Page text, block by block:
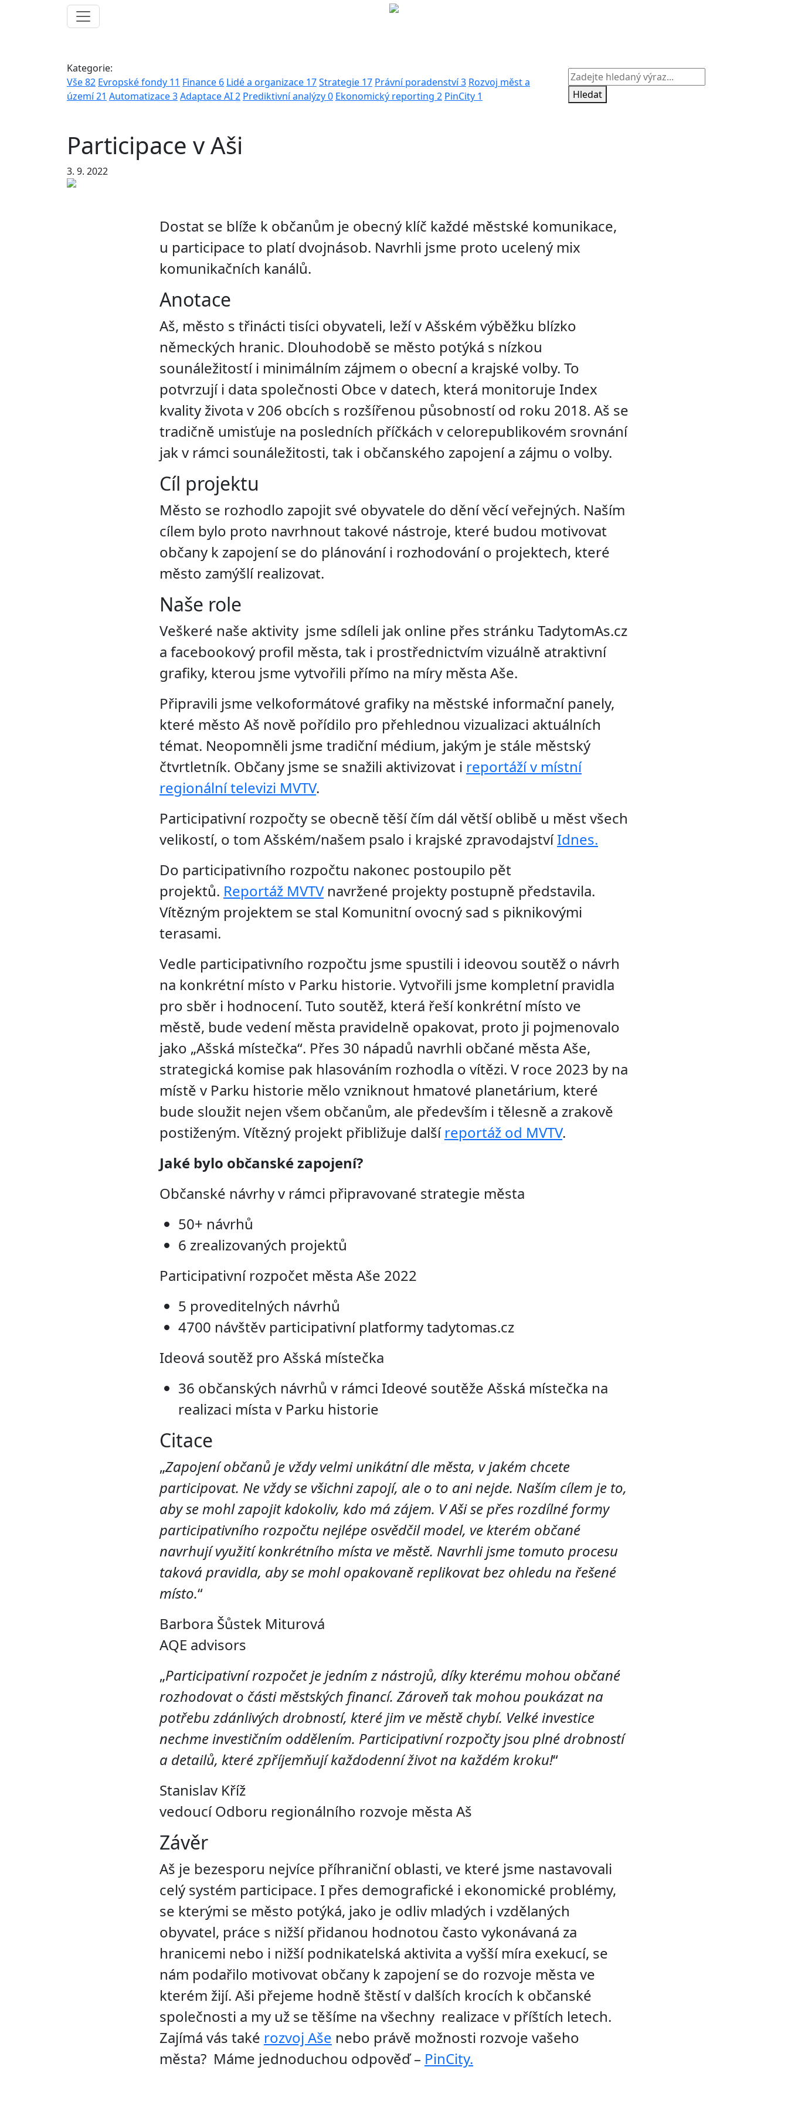
Kategorie:
Vše82 Evropské fondy 11 Finance 6 Lidé a organizace 17Strategie 17 Právní poradenství3 Rozvoj měst a
území21 Automatizace3Adaptace AI2 Prediktivní analýzy0 Ekonomický reporting 2 PinCity 1 Hledat
Participace v Aši
3. 9. 2022
Dostat se blíže k občanům je obecný klíč každé městské komunikace,
u participace to platí dvojnásob. Navrhli jsme proto ucelený mix
komunikačních kanálů.
Anotace
Aš, město s třinácti tisíci obyvateli, leží v Ašském výběžku blízko
německých hranic. Dlouhodobě se město potýká s nízkou
sounáležitostí i minimálním zájmem o obecní a krajské volby. To
potvrzují i data společnosti Obce v datech, která monitoruje Index
kvality života v 206 obcích s rozšířenou působností od roku 2018. Aš se
tradičně umisťuje na posledních příčkách v celorepublikovém srovnání
jak v rámci sounáležitosti, tak i občanského zapojení a zájmu o volby.
Cíl projektu
Město se rozhodlo zapojit své obyvatele do dění věcí veřejných. Naším
cílem bylo proto navrhnout takové nástroje, které budou motivovat
občany k zapojení se do plánování i rozhodování o projektech, které
město zamýšlí realizovat.
Naše role
Veškeré naše aktivity jsme sdíleli jak online přes stránku TadytomAs.cz
a facebookový profil města, tak i prostřednictvím vizuálně atraktivní
grafiky, kterou jsme vytvořili přímo na míry města Aše.
Připravili jsme velkoformátové grafiky na městské informační panely,
které město Aš nově pořídilo pro přehlednou vizualizaci aktuálních
témat. Neopomněli jsme tradiční médium, jakým je stále městský
čtvrtletník. Občany jsme se snažili aktivizovat i reportáží v místní
regionální televizi MVTV.
Participativní rozpočty se obecně těší čím dál větší oblibě u měst všech
velikostí, o tom Ašském/našem psalo i krajské zpravodajstvíIdnes.
Do participativního rozpočtu nakonec postoupilo pět
projektů. Reportáž MVTVnavržené projekty postupně představila.
Vítězným projektem se stal Komunitní ovocný sad s piknikovými
terasami.
Vedle participativního rozpočtu jsme spustili i ideovou soutěž o návrh
na konkrétní místo v Parku historie. Vytvořili jsme kompletní pravidla
pro sběr i hodnocení. Tuto soutěž, která řeší konkrétní místo ve
městě, bude vedení města pravidelně opakovat, proto ji pojmenovalo
jako „Ašská místečka“. Přes 30 nápadů navrhli občané města Aše,
strategická komise pak hlasováním rozhodla o vítězi. V roce 2023 by na
místě v Parku historie mělo vzniknout hmatové planetárium, které
bude sloužit nejen všem občanům, ale především i tělesně a zrakově
postiženým. Vítězný projekt přibližuje další reportáž od MVTV.
Jaké bylo občanské zapojení?
Občanské návrhy v rámci připravované strategie města
50+ návrhů
6 zrealizovaných projektů
Participativní rozpočet města Aše 2022
5 proveditelných návrhů
4700 návštěv participativní platformy tadytomas.cz
Ideová soutěž pro Ašská místečka
36 občanských návrhů v rámci Ideové soutěže Ašská místečka na
realizaci místa v Parku historie
Citace
„Zapojení občanů je vždy velmi unikátní dle města, v jakém chcete
participovat. Ne vždy se všichni zapojí, ale o to ani nejde. Naším cílem je to,
aby se mohl zapojit kdokoliv, kdo má zájem. V Aši se přes rozdílné formy
participativního rozpočtu nejlépe osvědčil model, ve kterém občané
navrhují využití konkrétního místa ve městě. Navrhli jsme tomuto procesu
taková pravidla, aby se mohl opakovaně replikovat bez ohledu na řešené
místo.“
Barbora Šůstek Miturová
AQE advisors
„Participativní rozpočet je jedním z nástrojů, díky kterému mohou občané
rozhodovat o části městských financí. Zároveň tak mohou poukázat na
potřebu zdánlivých drobností, které jim ve městě chybí. Velké investice
nechme investičním oddělením. Participativní rozpočty jsou plné drobností
a detailů, které zpříjemňují každodenní život na každém kroku!“
Stanislav Kříž
vedoucí Odboru regionálního rozvoje města Aš
Závěr
Aš je bezesporu nejvíce příhraniční oblasti, ve které jsme nastavovali
celý systém participace. I přes demografické i ekonomické problémy,
se kterými se město potýká, jako je odliv mladých i vzdělaných
obyvatel, práce s nižší přidanou hodnotou často vykonávaná za
hranicemi nebo i nižší podnikatelská aktivita a vyšší míra exekucí, se
nám podařilo motivovat občany k zapojení se do rozvoje města ve
kterém žijí. Aši přejeme hodně štěstí v dalších krocích k občanské
společnosti a my už se těšíme na všechny realizace v příštích letech.
Zajímá vás také rozvoj Aše nebo právě možnosti rozvoje vašeho
města? Máme jednoduchou odpověď – PinCity.